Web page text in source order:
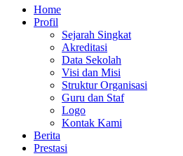
Home
Profil
Sejarah Singkat
Akreditasi
Data Sekolah
Visi dan Misi
Struktur Organisasi
Guru dan Staf
Logo
Kontak Kami
Berita
Prestasi